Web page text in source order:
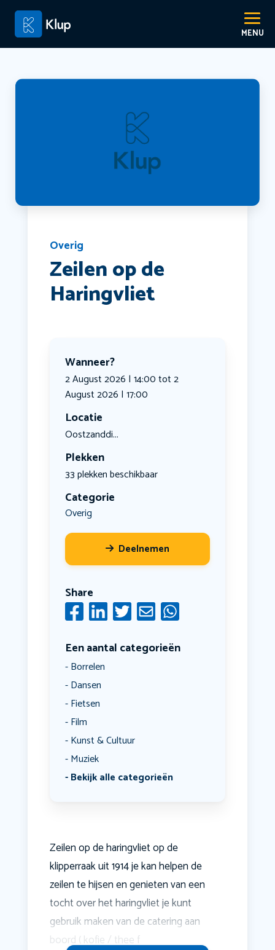
Overig
Zeilen op de
Haringvliet
Wanneer?
2 August 2026 | 14:00 tot 2
August 2026 | 17:00
Locatie
Oostzanddi...
Plekken
33 plekken beschikbaar
Categorie
Overig
Deelnemen
Share
Een aantal categorieën
Borrelen
Dansen
Fietsen
Film
Kunst & Cultuur
Muziek
Bekijk alle categorieën
Zeilen op de haringvliet op de
klipperraak uit 1914 je kan helpen de
zeilen te hijsen en genieten van een
tocht over het haringvliet je kunt
gebruik maken van de catering aan
boord ( kofie / thee f